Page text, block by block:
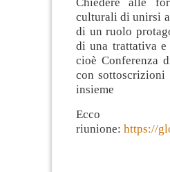
culturali di unirsi
di un ruolo
di una trattativa e
cioè Conferenza
con sottoscrizioni
insieme
riunione: https://